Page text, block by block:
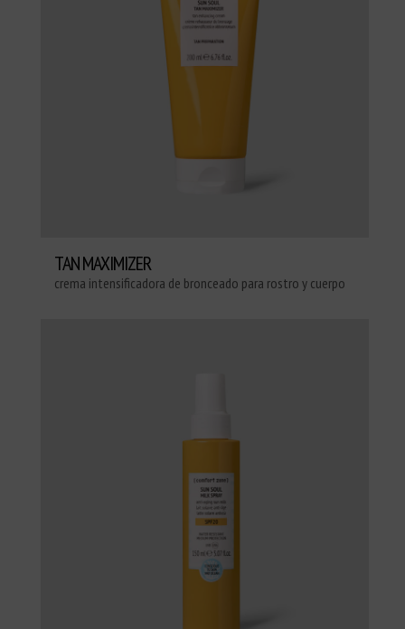
TAN MAXIMIZER
crema intensificadora de bronceado para rostro y cuerpo